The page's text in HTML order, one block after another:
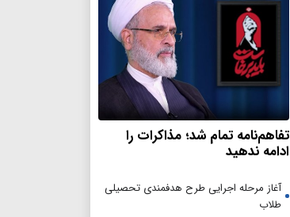
تفاهم‌نامه تمام شد؛ مذاکرات را
ادامه ندهید
آغاز مرحله اجرایی طرح هدفمندی تحصیلی
طلاب